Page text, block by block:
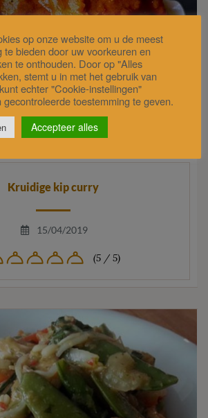
Kruidige kip curry
15/04/2019
(5 / 5)
op onze website om u de meest
te bieden door uw voorkeuren en
te onthouden. Door op "Alles
stemt u in met het gebruik van
echter "Cookie-instellingen"
toestemming te geven.
Accepteer alles